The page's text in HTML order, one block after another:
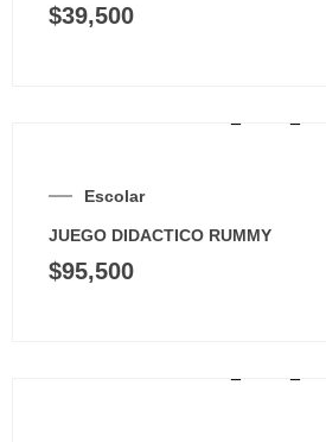
$39,500
Escolar
JUEGO DIDACTICO RUMMY
$95,500